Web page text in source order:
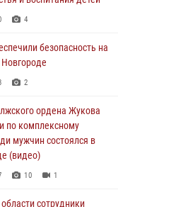
безопасность на
за
выезжали более 750 раз
серию краж в
4
безопасность на
2
ордена Жукова
по комплексному
мужчин состоялся в
(видео)
10 1
сотрудники